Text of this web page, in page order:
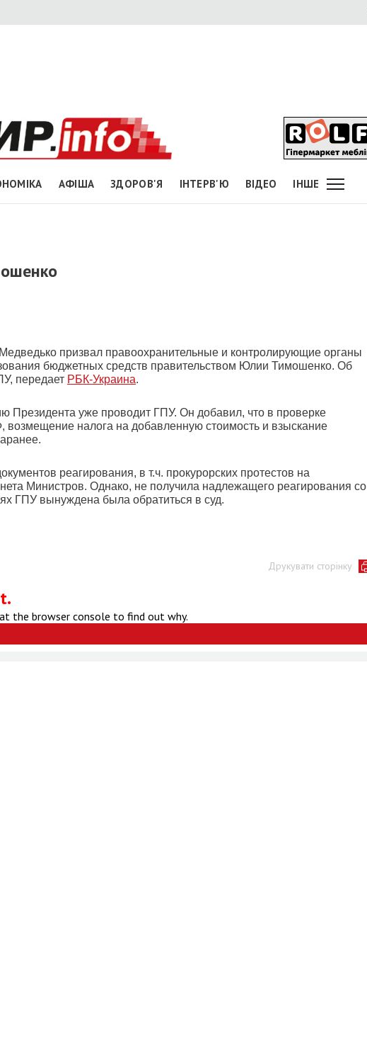
АФІША ЗДОРОВ'Я ІНТЕРВ'Ю ВІДЕО ІНШЕ
призвал правоохранительные и контролирующие органы
бюджетных средств правительством Юлии Тимошенко. Об
передает РБК-Украина.
Президента уже проводит ГПУ. Он добавил, что в проверке
возмещение налога на добавленную стоимость и взыскание
реагирования, в т.ч. прокурорских протестов на
Министров. Однако, не получила надлежащего реагирования со
ГПУ вынуждена была обратиться в суд.
Друкувати сторінку
the browser console to find out why.